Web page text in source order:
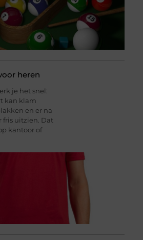
heren
je het snel:
kan klam
en er na
fris uitzien. Dat
kantoor of